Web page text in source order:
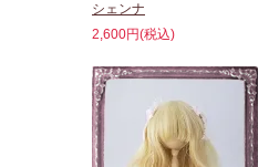
シェンナ
2,600円(税込)